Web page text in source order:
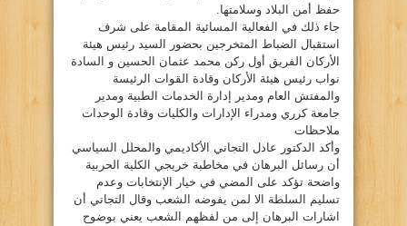
حفظ أمن البلاد وسلامتها.
جاء ذلك في الفعالية المسائية المقامة على شرف
استقبال الضباط المتخرجين بحضور السيد رئيس هيئة
الأركان الفريق أول ركن محمد عثمان الحسين و السادة
نواب رئيس هيئة الأركان وقادة القوات الرئيسة
والمفتش العام ومدير إدارة الخدمات الطبية ومدير
جامعة كرري ومدراء الإدارات والكليات وقادة الوحدات
ملاحظات
وأكد الدكتور عادل التجاني الأكاديمي والمحلل السياسي
أن رسائل البرهان في مخاطبة خريجي الكلية الحربية
واضحة تؤكد على المضي في خيار الإنتخابات وعدم
تسليم السلطة الا لمن يفوضه الشعب وقال التجاني أن
اشارات البرهان إلى من لفظهم الشعب يعني بوضوح